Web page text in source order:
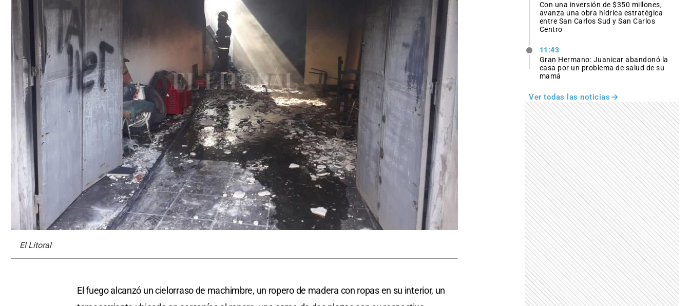
El Litoral
El fuego alcanzó un cielorraso de machimbre, un ropero de madera con ropas en su interior, un
Con una inversión de $350 millones,
avanza una obra hídrica estratégica
entre San Carlos Sud y San Carlos
Centro
11:43
Gran Hermano: Juanicar abandonó la
casa por un problema de salud de su
mamá
Ver todas las noticias